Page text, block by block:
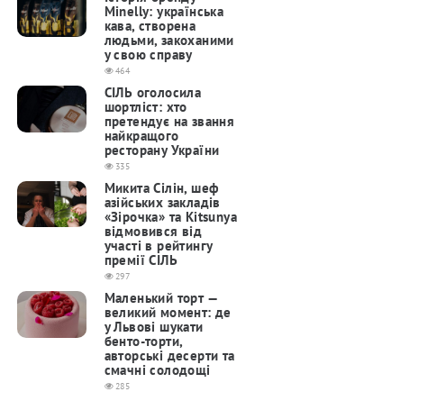
Minelly: українська
кава, створена
людьми, закоханими
у свою справу
464
СІЛЬ оголосила
шортліст: хто
претендує на звання
найкращого
ресторану України
335
Микита Сілін, шеф
азійських закладів
«Зірочка» та Kitsunya
відмовився від
участі в рейтингу
премії СІЛЬ
297
Маленький торт —
великий момент: де
у Львові шукати
бенто-торти,
авторські десерти та
смачні солодощі
285